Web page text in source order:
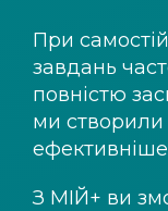
При
завдань
повністю
ми створили
З МІЙ+ ви